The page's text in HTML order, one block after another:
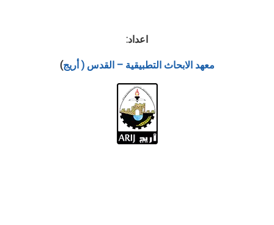
اعداد:
معهد الابحاث التطبيقية – القدس ( أريج)